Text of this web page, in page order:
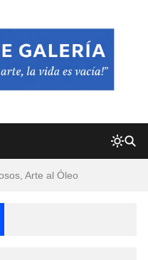
Arte al Óleo